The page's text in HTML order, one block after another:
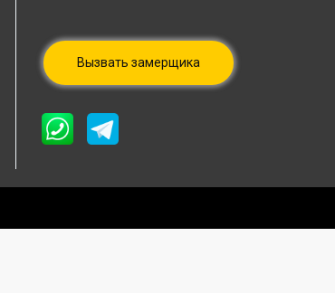
Вызвать замерщика